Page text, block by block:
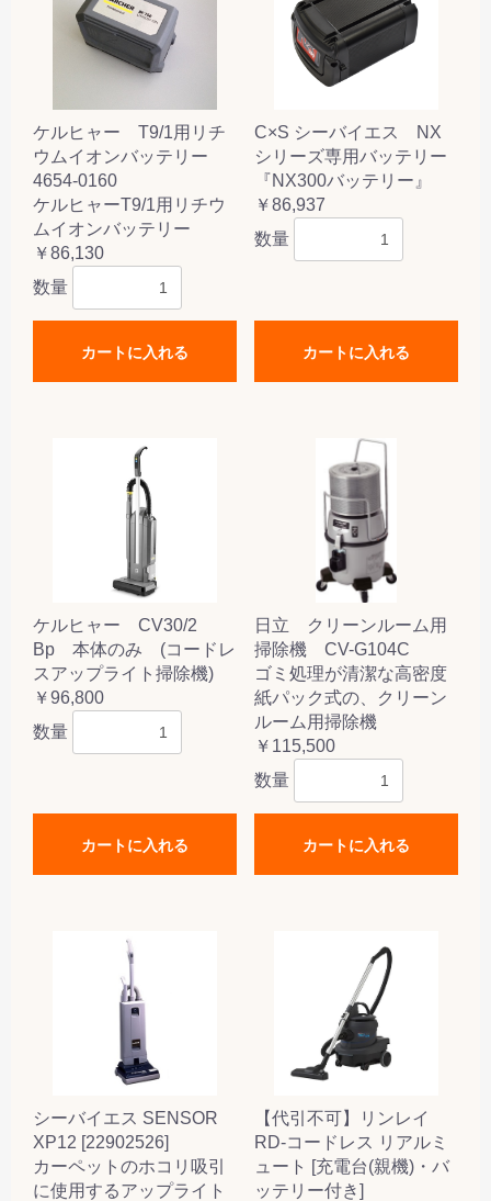
ケルヒャー T9/1用リチ
ウムイオンバッテリー
4654-0160
ケルヒャーT9/1用リチウ
ムイオンバッテリー
￥86,130
数量
カートに入れる
C×S シーバイエス NX
シリーズ専用バッテリー
『NX300バッテリー』
￥86,937
数量
カートに入れる
ケルヒャー CV30/2
Bp 本体のみ (コードレ
スアップライト掃除機)
￥96,800
数量
カートに入れる
日立 クリーンルーム用
掃除機 CV-G104C
ゴミ処理が清潔な高密度
紙パック式の、クリーン
ルーム用掃除機
￥115,500
数量
カートに入れる
シーバイエス SENSOR
XP12 [22902526]
カーペットのホコリ吸引
に使用するアップライト
【代引不可】リンレイ
RD-コードレス リアルミ
ュート [充電台(親機)・バ
ッテリー付き]